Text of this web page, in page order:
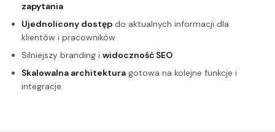
zapytania
Ujednolicony dostępdo aktualnych informacji dla
klientów i pracowników
Silniejszy branding i widoczność SEO
Skalowalna architekturagotowa na kolejne funkcje i
integracje